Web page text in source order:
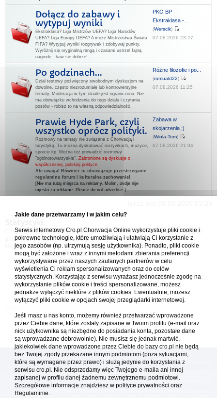
Dołącz do zabawy i
wytypuj wyniki
Ekstraklasa? Liga Mistrzów UEFA? Liga Narodów
UEFA? Liga Europy UEFA? A może Mistrzostwa Świata
FIFA? Wytypuj wyniki rozgrywek i zdobywaj punkty.
Wyróżnij się oryginalną rangą i czasami ustrzel fajną
nagrodę - baw się dobrze!
PKO BP
Ekstraklasa -...
(Werscik)
07.08.2026 23:27
Po godzinach...
Dział testowy poświęcony swobodnym dyskusjom na
dowolne, często niezrozumiałe lub kontrowersyjne
tematy. Moderacja w tym dziale jest ograniczona. Nie
ma obowiązku wchodzenia do tego działu i czytania
postów - robisz to na własną odpowiedzialność.
Różne filozofie i po...
(romuald22)
07.08.2026 11:25
Prawie Hyde Park, czyli
wszystko oprócz polityki.
Rozmowy na tematy nie związane z Chorwacją i
turystyką. Tu można dyskutować rozrywkach, muzyce,
sporcie itp. Można też prowadzić rozmowy
"ogólnotowarzyskie". Zabronione są dyskusje o
współczesnej, polskiej polityce.
Ale uwaga! Również tu obowiązuje przestrzeganie
regulaminu forum i kulturalne zachowanie!
[Nie ma tutaj miejsca na reklamy. Molim, ovdje nije
mjesto za reklame. Please do not advertise.]
Zabawa w
skojarzenia ;)
(Wiola-Tom)
07.08.2026 21:04
Cro.pl przegląda143użytkowników :: 3 zidentyfikowanych, 0 ukrytych i 140
gości (dane z ostatnich 3 minut)
Najwięcej użytkowników online ( 5542) było 21.04.2026 01:12
Forum Chorwacja Online - Cro.pl
Usuń ciasteczka• Strefa czasowa: UTC + 1 (Polska - czas zimowy) [ DST
[reklama ] [
Platforma cro.pl© Chorwacja online™ wykorzystuje cookies do prawidłowego działania, te pliki
gromadzą na Twoim komputerze dane ułatwiające korzystanie z serwisu; więcej informacji w
Redakcja platformy cro.pl© Chorwacja online™ nie odpowiada za treści zamieszczone przez
użytkowników. Korzystanie z serwisu oznacza akceptację regulaminu. Serwis ma charakter
Jakie dane przetwarzamy i w jakim celu?
Serwis internetowy Cro.pl Chorwacja Online wykorzystuje pliki cookie i
pokrewne technologie, które umożliwiają i ułatwiają Ci korzystanie z
jego zasobów (np. utrzymują sesję użytkownika). Ponadto, pliki cookie
mogą być założone i wraz z innymi metodami zbierania preferencji
wykorzystywane przez naszych zaufanych partnerów w celu
wyświetlenia Ci reklam spersonalizowanych oraz do celów
statystycznych. Korzystając z serwisu wyrażasz jednocześnie zgodę na
wykorzystanie plików cookie i treści spersonalizowane, możesz
jednakże wyłączyć niektóre z plików cookies. Ewentualnie, możesz
wyłączyć pliki cookie w opcjach swojej przeglądarki internetowej.
Jeśli masz u nas konto, możemy również przetwarzać wprowadzone
przez Ciebie dane, które zostały zapisane w Twoim profilu (e-mail oraz
nick użytkownika są niezbędne do posiadania konta, pozostałe dane
są wprowadzane dobrowolnie). Nie musisz się jednak martwić,
jakiekolwiek dane wprowadzone przez Ciebie do bazy cro.pl nie będą
bez Twojej zgody przekazane innym podmiotom (poza sytuacjami,
które są wymagane przez prawo) i służą jedynie do korzystania z
serwisu cro.pl. Nie odsprzedamy więc Twojego e-maila ani innej
zapisanej w profilu danej żadnemu zewnętrznemu podmiotowi.
Szczegółowe informacje znajdziesz w polityce prywatności oraz
Regulaminie.